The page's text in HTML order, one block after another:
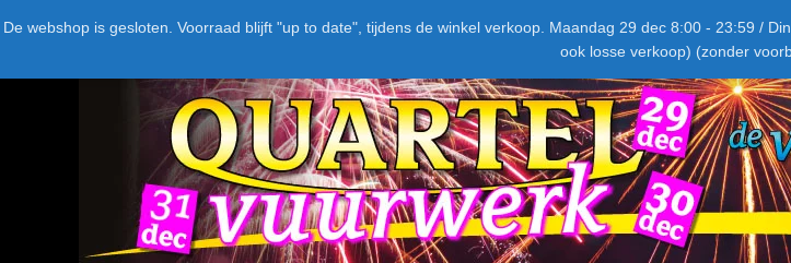
De webshop is gesloten. Voorraad blijft "up to date", tijdens de winkel verkoop. Maandag 29 dec 8:00 - 23:59 /
ook losse verkoop) (zonder
naar